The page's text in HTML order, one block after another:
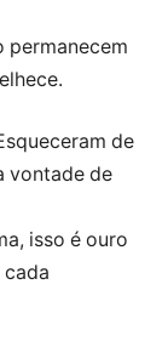
permanecem
de
vontade de
isso é ouro